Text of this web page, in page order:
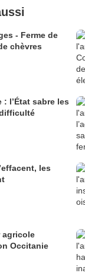
- Ferme de
chèvres
: l’État sabre les
les
agricole
Occitanie